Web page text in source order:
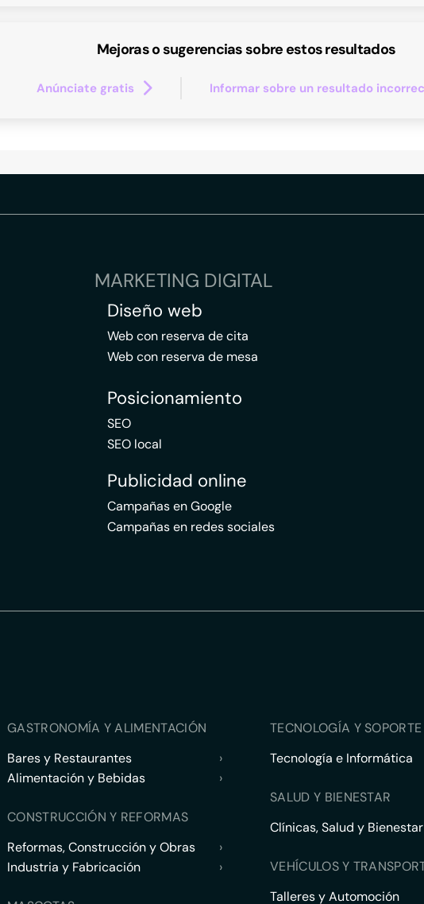
Mejoras o sugerencias sobre estos resultados
Anúnciate gratis Informar sobre un resultado
MARKETING DIGITAL
Diseño web
Web con reserva de cita
Web con reserva de mesa
Posicionamiento
SEO
SEO local
Publicidad online
Campañas en Google
Campañas en redes sociales
GASTRONOMÍA Y ALIMENTACIÓN
Bares y Restaurantes
›
Alimentación y Bebidas
›
CONSTRUCCIÓN Y REFORMAS
Reformas, Construcción y Obras
›
Industria y Fabricación
›
TECNOLOGÍA Y
Tecnología e Informática
SALUD Y BIENESTAR
Clínicas, Salud y Bienestar
VEHÍCULOS Y
Talleres y Automoción